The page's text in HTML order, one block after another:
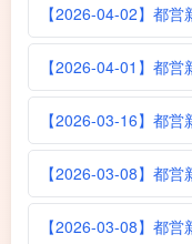
【2026-04-02】都
【2026-04-01】都営
【2026-03-16】都営
【2026-03-08】都営
【2026-03-08】都営